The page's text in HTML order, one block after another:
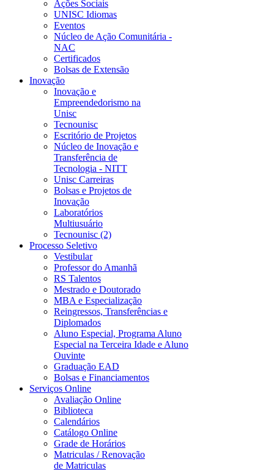
Ações Sociais
UNISC Idiomas
Eventos
Núcleo de Ação Comunitária -
NAC
Certificados
Bolsas de Extensão
Inovação
Inovação e
Empreendedorismo na
Unisc
Tecnounisc
Escritório de Projetos
Núcleo de Inovação e
Transferência de
Tecnologia - NITT
Unisc Carreiras
Bolsas e Projetos de
Inovação
Laboratórios
Multiusuário
Tecnounisc (2)
Processo Seletivo
Vestibular
Professor do Amanhã
RS Talentos
Mestrado e Doutorado
MBA e Especialização
Reingressos, Transferências e
Diplomados
Aluno Especial, Programa Aluno
Especial na Terceira Idade e Aluno
Ouvinte
Graduação EAD
Bolsas e Financiamentos
Serviços Online
Avaliação Online
Biblioteca
Calendários
Catálogo Online
Grade de Horários
Matriculas / Renovação
de Matriculas